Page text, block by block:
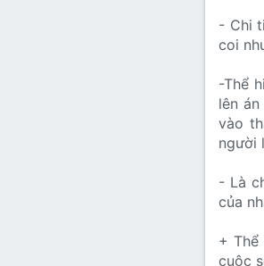
- Chi
coi
-Thể
lên
vào
người
- Là
của
+
cuộc